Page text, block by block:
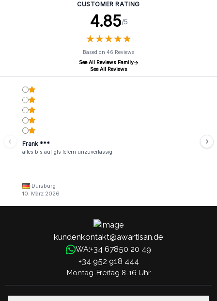
CUSTOMER RATING
4.85/5
★★★★★
★★★★★
Based on 46 Reviews
See All Reviews Family
See All Reviews
Frank ***
alles bis auf gls lefern unzuverlässig
Duisburg
10. März 2026
kundenkontakt@awartisan.de
WA:+34 67850 20 49
+34 952 918 444
Montag-Freitag 8-16 Uhr